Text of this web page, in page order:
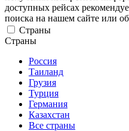
доступных рейсах
поиска на нашем сайте или
Страны
Страны
Россия
Таиланд
Грузия
Турция
Германия
Казахстан
Все страны